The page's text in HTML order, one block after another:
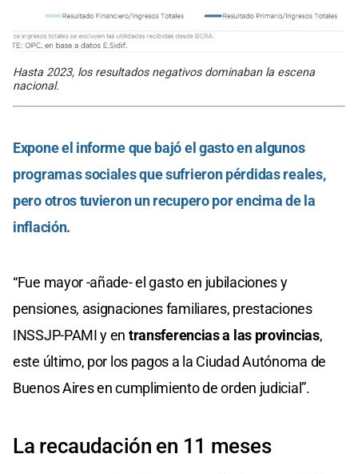
Hasta 2023, los resultados negativos dominaban la escena
nacional.
Expone el informe que bajó el gasto en algunos
programas sociales que sufrieron pérdidas reales,
pero otros tuvieron un recupero por encima de la
inflación.
“Fue mayor -añade- el gasto en jubilaciones y
pensiones, asignaciones familiares, prestaciones
INSSJP-PAMI y en transferencias a las provincias,
este último, por los pagos a la Ciudad Autónoma de
Buenos Aires en cumplimiento de orden judicial”.
La recaudación en 11 meses